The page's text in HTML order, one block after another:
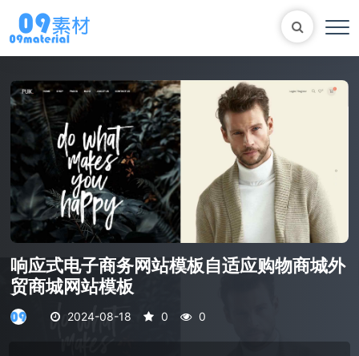
Bootstrap 表单 尼尔机械纪元 轮播
大理石 植物 知识库 自适应网站模版
马术 轮播图
响应式电子商务网站模板自适应购物商城外
贸商城网站模板
2024-08-18 0 0